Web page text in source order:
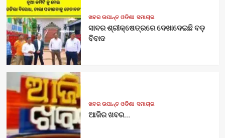
ଖବର ଉପାନ୍ତ ଓଡିଶା ସମାଚାର
ସାବର ଶ୍ରୀକ୍ଷେତ୍ରରେ ଦେଖାଦେଇଛି ବଡ଼
ବିବାଦ
ଖବର ଉପାନ୍ତ ଓଡିଶା ସମାଚାର
ଆଜିର ଖବର…